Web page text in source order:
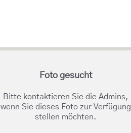
Foto gesucht
Bitte kontaktieren Sie die Admins,
wenn Sie dieses Foto zur Verfügung
stellen möchten.